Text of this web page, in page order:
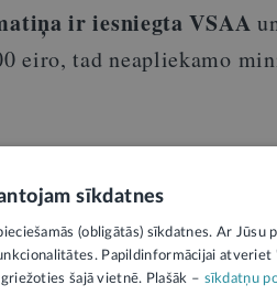
ir iesniegta VSAA
eiro, tad neapliekamo
tiks piemērota tikai uz
daļa.
tikai pensijai.
sīkdatnes
(obligātās) sīkdatnes. Ar Jūsu
Papildinformācijai atveriet
šajā vietnē. Plašāk – sīkdatņu